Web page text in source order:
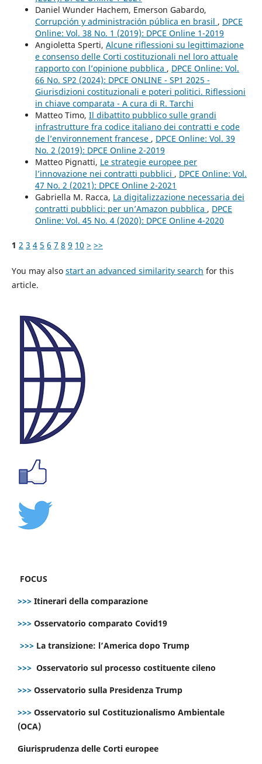
Daniel Wunder Hachem, Emerson Gabardo,
Corrupción y administración pública en brasil , DPCE
Online: Vol. 38 No. 1 (2019): DPCE Online 1-2019
Angioletta Sperti, Alcune riflessioni su legittimazione
e consenso delle Corti costituzionali nel loro attuale
rapporto con l’opinione pubblica , DPCE Online: Vol.
66 No. SP2 (2024): DPCE ONLINE - SP1 2025 -
Giurisdizioni costituzionali e poteri politici. Riflessioni
in chiave comparata - A cura di R. Tarchi
Matteo Timo, Il dibattito pubblico sulle grandi
infrastrutture fra codice italiano dei contratti e code
de l’environnement francese , DPCE Online: Vol. 39
No. 2 (2019): DPCE Online 2-2019
Matteo Pignatti, Le strategie europee per
l’innovazione nei contratti pubblici , DPCE Online: Vol.
47 No. 2 (2021): DPCE Online 2-2021
Gabriella M. Racca, La digitalizzazione necessaria dei
contratti pubblici: per un’Amazon pubblica , DPCE
Online: Vol. 45 No. 4 (2020): DPCE Online 4-2020
1 2 3 4 5 6 7 8 9 10 > >>
You may also start an advanced similarity search for this
article.
FOCUS
>>> Itinerari della comparazione
>>> Osservatorio comparato Covid19
>>> La transizione: l’America dopo Trump
>>> Osservatorio sul processo costituente cileno
>>> Osservatorio sulla Presidenza Trump
>>> Osservatorio sul Costituzionalismo Ambientale
(OCA)
Giurisprudenza delle Corti europee